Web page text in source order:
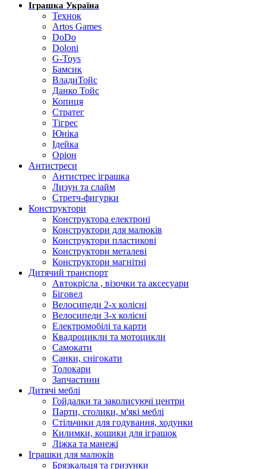
Іграшка Україна
Технок
Artos Games
DoDo
Doloni
G-Toys
Бамсик
ВладиТойс
Данко Тойс
Копиця
Стратег
Тігрес
Юніка
Ідейка
Оріон
Антистреси
Антистрес іграшка
Лизун та слайм
Стретч-фигурки
Конструктори
Конструктора електроні
Конструктори для малюків
Конструктори пластикові
Конструктори металеві
Конструктори магнітні
Дитячий транспорт
Автокрісла , візочки та аксесуари
Біговел
Велосипеди 2-х колісні
Велосипеди 3-х колісні
Електромобілі та карти
Квадроцикли та мотоцикли
Самокати
Санки, снігокати
Толокари
Запчастини
Дитячі меблі
Гойдалки та заколисуючі центри
Парти, столики, м'які меблі
Стільчики для годування, ходунки
Килимки, кошики для іграшок
Ліжка та манежі
Іграшки для малюків
Брязкальця та гризунки